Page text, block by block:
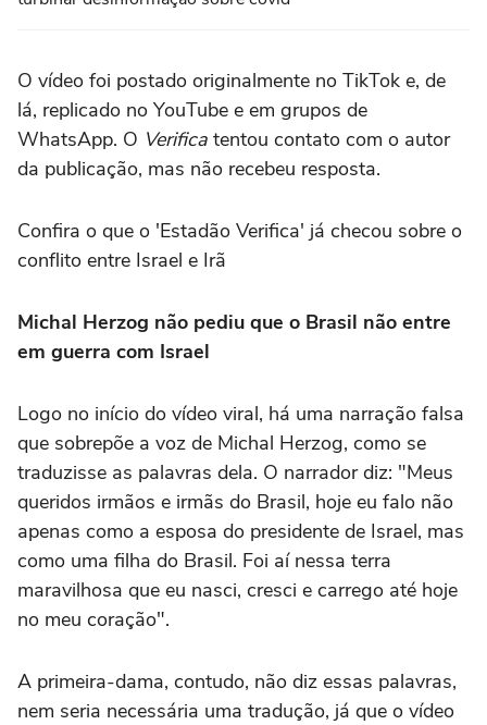
O vídeo foi postado originalmente no TikTok e, de
lá, replicado no YouTube e em grupos de
WhatsApp. O Verifica tentou contato com o autor
da publicação, mas não recebeu resposta.
Confira o que o 'Estadão Verifica' já checou sobre o
conflito entre Israel e Irã
Michal Herzog não pediu que o Brasil não entre
em guerra com Israel
Logo no início do vídeo viral, há uma narração falsa
que sobrepõe a voz de Michal Herzog, como se
traduzisse as palavras dela. O narrador diz: "Meus
queridos irmãos e irmãs do Brasil, hoje eu falo não
apenas como a esposa do presidente de Israel, mas
como uma filha do Brasil. Foi aí nessa terra
maravilhosa que eu nasci, cresci e carrego até hoje
no meu coração".
A primeira-dama, contudo, não diz essas palavras,
nem seria necessária uma tradução, já que o vídeo